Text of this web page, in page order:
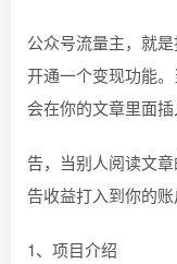
公众号流量主，就
开通一个变现功能
会在你的文章里面
告，当别人阅读文
告收益打入到你的账
1、项目介绍